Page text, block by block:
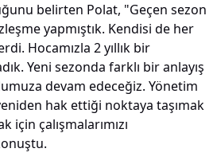
belirten Polat, "Geçen sezon
yapmıştık. Kendisi de her
Hocamızla 2 yıllık bir
Yeni sezonda farklı bir anlayış
devam edeceğiz. Yönetim
hak ettiği noktaya taşımak
için çalışmalarımızı